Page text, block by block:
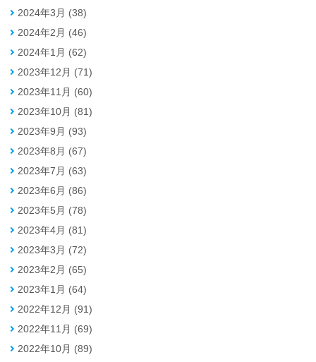
2024年3月 (38)
2024年2月 (46)
2024年1月 (62)
2023年12月 (71)
2023年11月 (60)
2023年10月 (81)
2023年9月 (93)
2023年8月 (67)
2023年7月 (63)
2023年6月 (86)
2023年5月 (78)
2023年4月 (81)
2023年3月 (72)
2023年2月 (65)
2023年1月 (64)
2022年12月 (91)
2022年11月 (69)
2022年10月 (89)